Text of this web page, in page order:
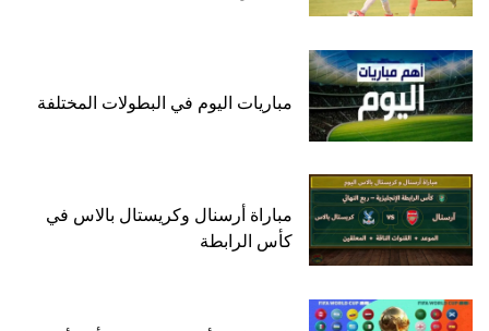
مباريات اليوم في البطولات المختلفة
مباراة أرسنال وكريستال بالاس في
كأس الرابطة